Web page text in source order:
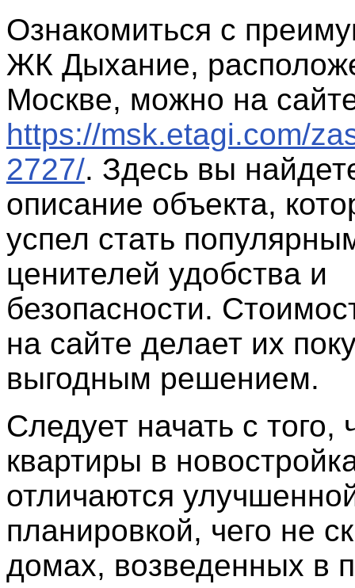
Ознакомиться с
ЖК Дыхание,
Москве, можно на
https://msk.etagi.com/
2727/. Здесь вы
описание объекта,
успел стать
ценителей удобства и
безопасности.
на сайте делает их
выгодным решением.
Следует начать с того,
квартиры в
отличаются
планировкой, чего не
домах, возведенных в